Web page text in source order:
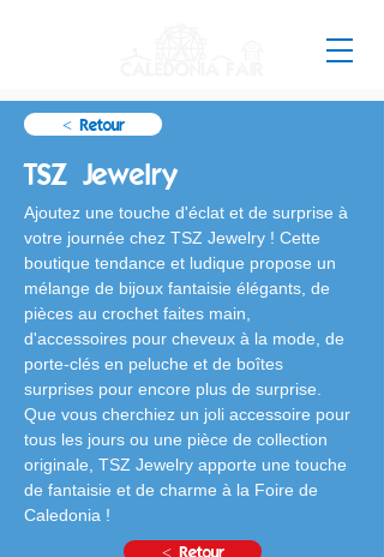
< Retour
TSZ Jewelry
Ajoutez une touche d'éclat et de surprise à
votre journée chez TSZ Jewelry ! Cette
boutique tendance et ludique propose un
mélange de bijoux fantaisie élégants, de
pièces au crochet faites main,
d'accessoires pour cheveux à la mode, de
porte-clés en peluche et de boîtes
surprises pour encore plus de surprise.
Que vous cherchiez un joli accessoire pour
tous les jours ou une pièce de collection
originale, TSZ Jewelry apporte une touche
de fantaisie et de charme à la Foire de
Caledonia !
< Retour